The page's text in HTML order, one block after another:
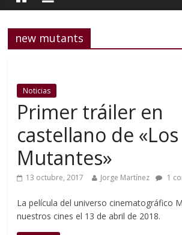
new mutants
Noticias
Primer tráiler en
castellano de
Mutantes»
13 octubre, 2017 Jorge Martínez 1
La película del universo cinematográfico
nuestros cines el 13 de abril de 2018.